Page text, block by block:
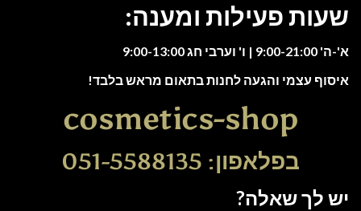
שעות פעילות ומענה:
א'-ה' 9:00-21:00 | ו' וערבי חג 9:00-13:00
איסוף עצמי והגעה לחנות בתאום מראש בלבד!
cosmetics-shop
בפלאפון: 051-5588135
יש לך שאלה?